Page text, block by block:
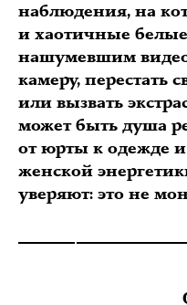
наблюдения, на
и хаотичные
нашумевшим
камеру, перестать
или вызвать
может быть душа
от юрты к одежде и
женской
уверяют: это не